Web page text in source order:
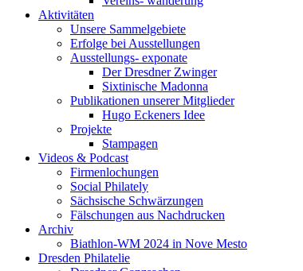
Aktivitäten
Unsere Sammelgebiete
Erfolge bei Ausstellungen
Ausstellungs- exponate
Der Dresdner Zwinger
Sixtinische Madonna
Publikationen unserer Mitglieder
Hugo Eckeners Idee
Projekte
Stampagen
Videos & Podcast
Firmenlochungen
Social Philately
Sächsische Schwärzungen
Fälschungen aus Nachdrucken
Archiv
Biathlon-WM 2024 in Nove Mesto
Dresden Philatelie